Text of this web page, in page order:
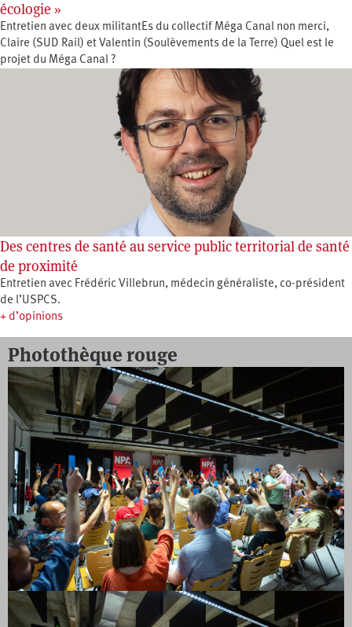
écologie »
Entretien avec deux militantEs du collectif Méga Canal non merci,
Claire (SUD Rail) et Valentin (Soulèvements de la Terre) Quel est le
projet du Méga Canal ?
Des centres de santé au service public territorial de santé
de proximité
Entretien avec Frédéric Villebrun, médecin généraliste, co-président
de l’USPCS.
+ d’opinions
Photothèque rouge